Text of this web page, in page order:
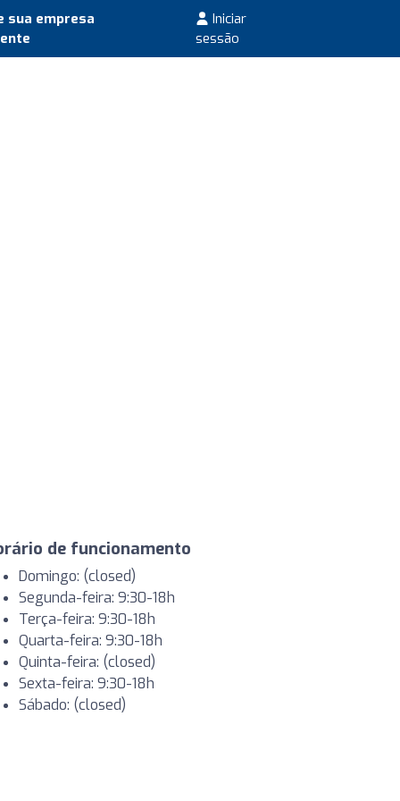
sua empresa
Iniciar
sessão
de funcionamento
Domingo: (closed)
Segunda-feira: 9:30-18h
Terça-feira: 9:30-18h
Quarta-feira: 9:30-18h
Quinta-feira: (closed)
Sexta-feira: 9:30-18h
Sábado: (closed)